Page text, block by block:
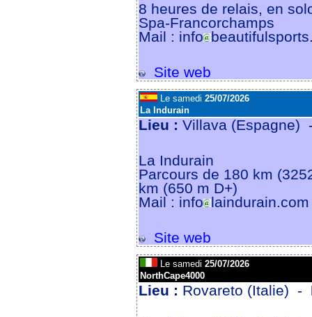
8 heures de relais, en
Spa-Francorchamps
Mail : info
Site web
Le samedi 25/07/2026
La Indurain
Lieu : Villava
La Indurain
Parcours de 180 km
km (650 m D+)
Mail : info laindurain.com
Site web
Le samedi 25/07/2026
NorthCape4000
Lieu : Rovareto (Italie) -